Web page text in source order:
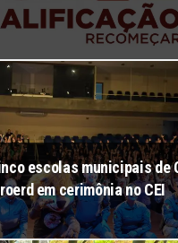
escolas municipais de
em cerimônia no CEI